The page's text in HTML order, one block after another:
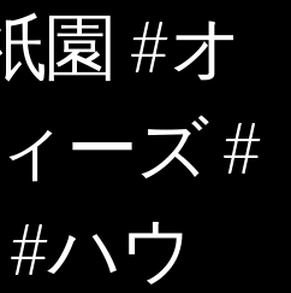
園 #オ
ーズ #
ハウ